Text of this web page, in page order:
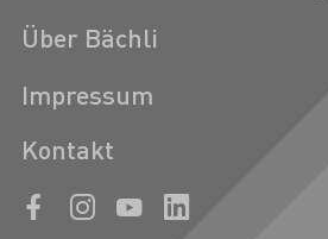
Über Bächli
Impressum
Kontakt